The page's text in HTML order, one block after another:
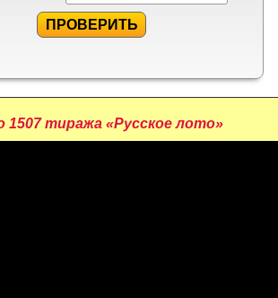
ПРОВЕРИТЬ
1507 тиража «Русское лото»